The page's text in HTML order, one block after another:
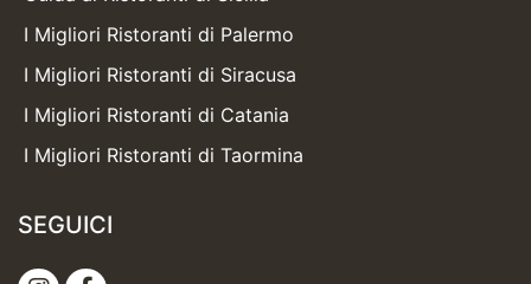
I Migliori Ristoranti di Palermo
I Migliori Ristoranti di Siracusa
I Migliori Ristoranti di Catania
I Migliori Ristoranti di Taormina
SEGUICI